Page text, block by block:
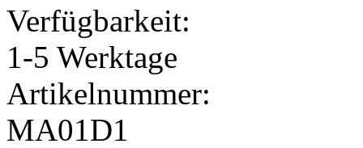
Verfügbarkeit:
1-5 Werktage
Artikelnummer:
MA01D1